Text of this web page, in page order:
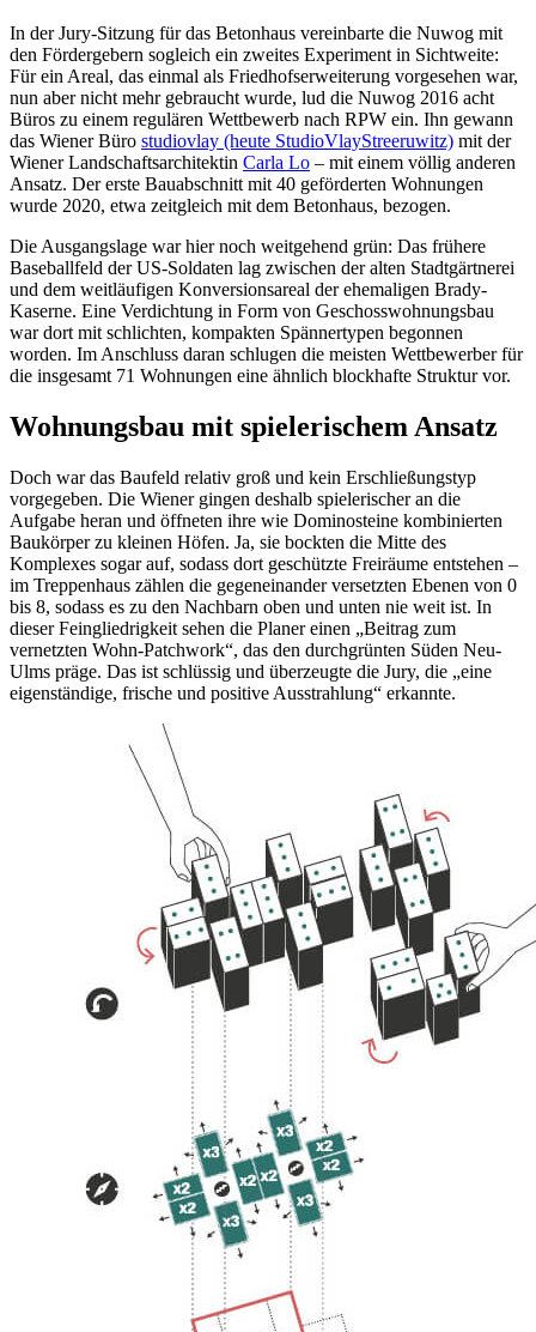
In der Jury-Sitzung für das Betonhaus vereinbarte die Nuwog mit
den Fördergebern sogleich ein zweites Experiment in Sichtweite:
Für ein Areal, das einmal als Friedhofserweiterung vorgesehen war,
nun aber nicht mehr gebraucht wurde, lud die Nuwog 2016 acht
Büros zu einem regulären Wettbewerb nach RPW ein. Ihn gewann
das Wiener Büro studiovlay (heute StudioVlayStreeruwitz) mit der
Wiener Landschaftsarchitektin Carla Lo – mit einem völlig anderen
Ansatz. Der erste Bauabschnitt mit 40 geförderten Wohnungen
wurde 2020, etwa zeitgleich mit dem Betonhaus, bezogen.
Die Ausgangslage war hier noch weitgehend grün: Das frühere
Baseballfeld der US-Soldaten lag zwischen der alten Stadtgärtnerei
und dem weitläufigen Konversionsareal der ehemaligen Brady-
Kaserne. Eine Verdichtung in Form von Geschosswohnungsbau
war dort mit schlichten, kompakten Spännertypen begonnen
worden. Im Anschluss daran schlugen die meisten Wettbewerber für
die insgesamt 71 Wohnungen eine ähnlich blockhafte Struktur vor.
Wohnungsbau mit spielerischem Ansatz
Doch war das Baufeld relativ groß und kein Erschließungstyp
vorgegeben. Die Wiener gingen deshalb spielerischer an die
Aufgabe heran und öffneten ihre wie Dominosteine kombinierten
Baukörper zu kleinen Höfen. Ja, sie bockten die Mitte des
Komplexes sogar auf, sodass dort geschützte Freiräume entstehen –
im Treppenhaus zählen die gegeneinander versetzten Ebenen von 0
bis 8, sodass es zu den Nachbarn oben und unten nie weit ist. In
dieser Feingliedrigkeit sehen die Planer einen „Beitrag zum
vernetzten Wohn-Patchwork“, das den durchgrünten Süden Neu-
Ulms präge. Das ist schlüssig und überzeugte die Jury, die „eine
eigenständige, frische und positive Ausstrahlung“ erkannte.